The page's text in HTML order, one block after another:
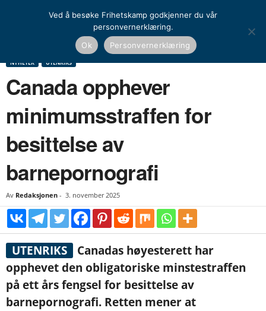
Canada opphever minimumsstraffen for besittelse av
NYHETER UTENRIKS
Canada opphever
minimumsstraffen for
besittelse av
barnepornografi
Av Redaksjonen - 3. november 2025
UTENRIKS
Canadas høyesterett har
opphevet den obligatoriske minstestraffen
på ett års fengsel for besittelse av
barnepornografi. Retten mener at
Ved å besøke Frihetskamp godkjenner du vår
personvernerklæring.
Ok
Personvernerklæring